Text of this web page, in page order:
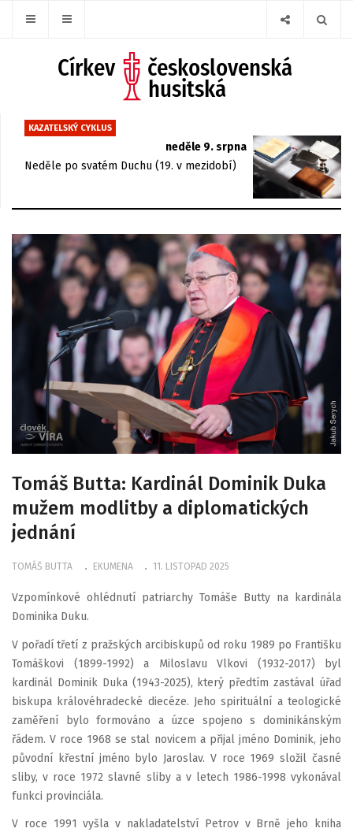
KAZATELSKÝ CYKLUS
neděle 9. srpna
Neděle po svatém Duchu (19. v mezidobí)
Tomáš Butta: Kardinál Dominik Duka
mužem modlitby a diplomatických
jednání
TOMÁŠ BUTTA EKUMENA 11. LISTOPAD 2025
Vzpomínkové ohlédnutí patriarchy Tomáše Butty na kardinála
Dominika Duku.
V pořadí třetí z pražských arcibiskupů od roku 1989 po Františku
Tomáškovi (1899-1992) a Miloslavu Vlkovi (1932-2017) byl
kardinál Dominik Duka (1943-2025), který předtím zastával úřad
biskupa královéhradecké diecéze. Jeho spirituální a teologické
zaměření bylo formováno a úzce spojeno s dominikánským
řádem. V roce 1968 se stal novicem a přijal jméno Dominik, jeho
původní křestní jméno bylo Jaroslav. V roce 1969 složil časné
sliby, v roce 1972 slavné sliby a v letech 1986-1998 vykonával
funkci provinciála.
V roce 1991 vyšla v nakladatelství Petrov v Brně jeho kniha